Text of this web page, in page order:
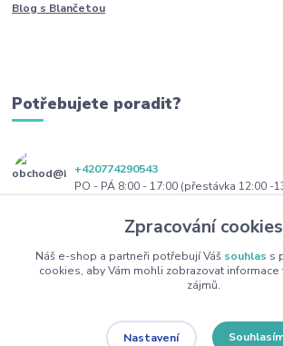
Blog s Blančetou
Potřebujete poradit?
+420774290543
PO - PÁ 8:00 - 17:00 (přestávka 12:00 -
obchod@blanceta.czZpracování cookies
Náš e-shop a partneři potřebují Váš souhlas s
cookies, aby Vám mohli zobrazovat informace
zájmů.
Nastavení